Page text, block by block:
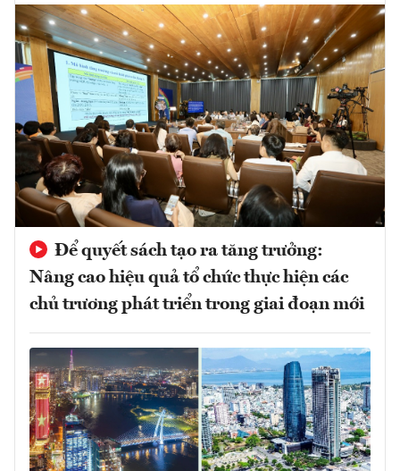
Để quyết sách tạo ra tăng trưởng:
Nâng cao hiệu quả tổ chức thực hiện các
chủ trương phát triển trong giai đoạn mới